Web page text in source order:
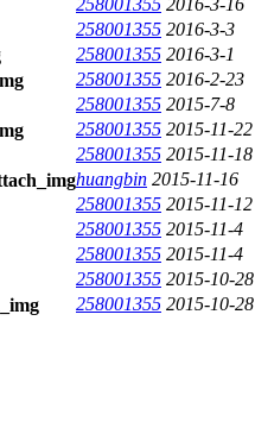
258001355 2016-3-3
258001355 2016-3-1
258001355 2016-2-23
258001355 2015-7-8
258001355 2015-11-22
258001355 2015-11-18
huangbin 2015-11-16
258001355 2015-11-12
258001355 2015-11-4
258001355 2015-11-4
258001355 2015-10-28
258001355 2015-10-28